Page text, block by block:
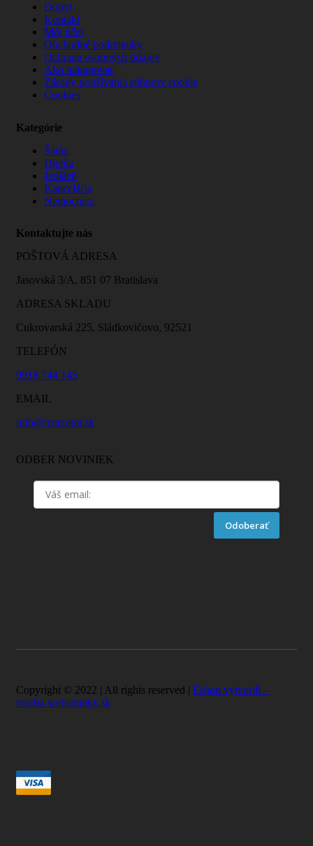
Dopyt
Kontakt
Môj účet
Obchodné podmienky
Ochrana osobných údajov
Ako nakupovať
Zásady používania súborov cookie
Cookies
Kategórie
Šatňa
Dielňa
Jedáleň
Kancelária
Nemocnica
Kontaktujte nás
POŠTOVÁ ADRESA
Jasovská 3/A, 851 07 Bratislava
ADRESA SKLADU
Cukrovarská 225, Sládkovičovo, 92521
TELEFÓN
0918 744 145
EMAIL
info@mercator.sk
ODBER NOVINIEK
Odoberať
Copyright © 2022 | All rights reserved | Eshop vytvorili –
tvorba-webstranky.sk